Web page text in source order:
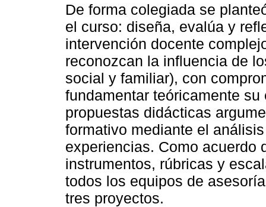
De forma colegiada se
el curso: diseña, evalúa y
intervención docente
reconozcan la influencia de
social y familiar), con
fundamentar teóricamente
propuestas didácticas
formativo mediante el
experiencias. Como acuerdo
instrumentos, rúbricas y
todos los equipos de
tres proyectos.